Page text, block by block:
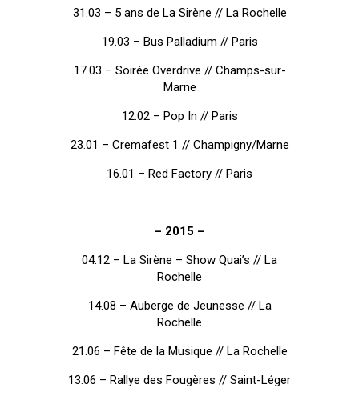
31.03 – 5 ans de La Sirène // La Rochelle
19.03 – Bus Palladium // Paris
17.03 – Soirée Overdrive // Champs-sur-
Marne
12.02 – Pop In // Paris
23.01 – Cremafest 1 // Champigny/Marne
16.01 – Red Factory // Paris
– 2015 –
04.12 – La Sirène – Show Quai’s // La
Rochelle
14.08 – Auberge de Jeunesse // La
Rochelle
21.06 – Fête de la Musique // La Rochelle
13.06 – Rallye des Fougères // Saint-Léger